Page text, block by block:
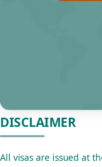
DISCLAIMER
All visas are issued at